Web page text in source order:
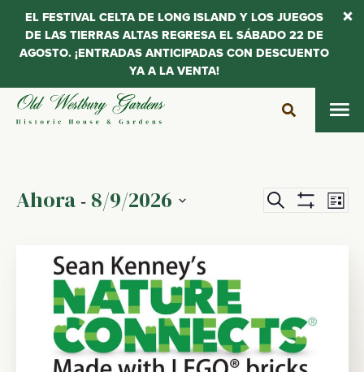
Saltar
de
Eventos
Buscar Lista
Ahora - 8/9/2026
EL FESTIVAL CELTA DE LONG ISLAND Y LOS JUEGOS
DE LAS TIERRAS ALTAS REGRESA EL SÁBADO 22 DE
AGOSTO. ¡ENTRADAS ANTICIPADAS CON DESCUENTO
YA A LA VENTA!